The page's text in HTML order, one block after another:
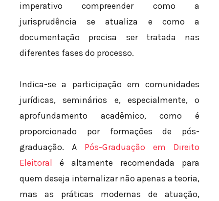
imperativo compreender como a
jurisprudência se atualiza e como a
documentação precisa ser tratada nas
diferentes fases do processo.
Indica-se a participação em comunidades
jurídicas, seminários e, especialmente, o
aprofundamento acadêmico, como é
proporcionado por formações de pós-
graduação. A Pós-Graduação em Direito
Eleitoral é altamente recomendada para
quem deseja internalizar não apenas a teoria,
mas as práticas modernas de atuação,